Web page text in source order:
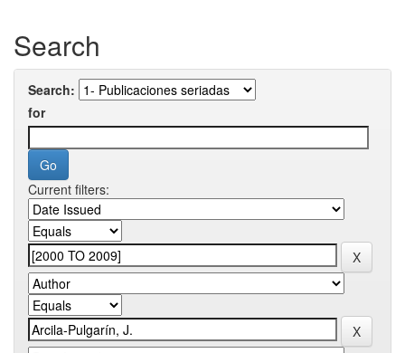
Search
Search:
for
Current filters: